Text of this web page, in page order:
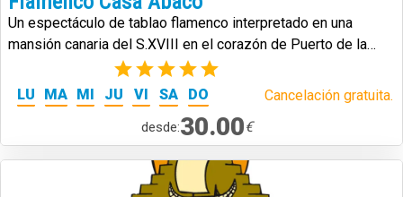
Un espectáculo de tablao flamenco interpretado en una
mansión canaria del S.XVIII en el corazón de Puerto de la
(2)
LU MA MI JU VI SA DO Cancelación gratuita.
desde:30.00€